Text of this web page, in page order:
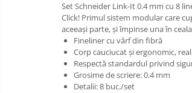
Set Schneider Link-It 0.4 mm cu 8
Click! Primul sistem modular care
aceeași parte, și împinse una în
Fineliner cu vârf din fibră
Corp cauciucat și ergonomic,
Respectă standardul privind
Grosime de scriere: 0.4 mm
Detalii: 8 buc./set